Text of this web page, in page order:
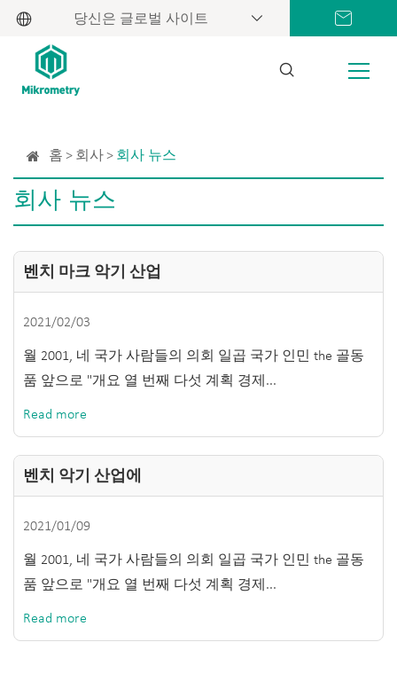
당신은 글로벌 사이트
홈 회사 회사 뉴스
회사 뉴스
벤치 마크 악기 산업
2021/02/03
월 2001, 네 국가 사람들의 의회 일곱 국가 인민 the 골동
품 앞으로 "개요 열 번째 다섯 계획 경제...
Read more
벤치 악기 산업에
2021/01/09
월 2001, 네 국가 사람들의 의회 일곱 국가 인민 the 골동
품 앞으로 "개요 열 번째 다섯 계획 경제...
Read more